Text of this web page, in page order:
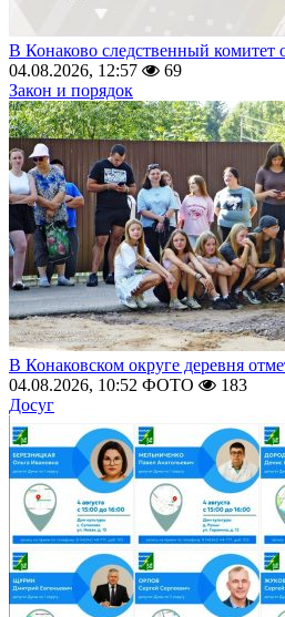
В Конаково следственный комитет
04.08.2026, 12:57
69
Закон и порядок
В Конаковском округе деревня
04.08.2026, 10:52 ФОТО
183
Досуг